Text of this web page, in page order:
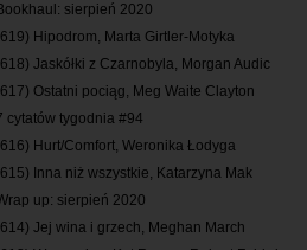
sierpień 2020
Hipodrom, Marta Girtler-Motyka
Jaskółki z Czarnobyla, Morgan Audic
Ostatni pociąg, Meg Waite Clayton
cytatów tygodnia #94
Hurt/Comfort, Weronika Łodyga
Inna niż wszystkie, Katarzyna Mak
up: sierpień 2020
Jej wina i grzech, Meghan March